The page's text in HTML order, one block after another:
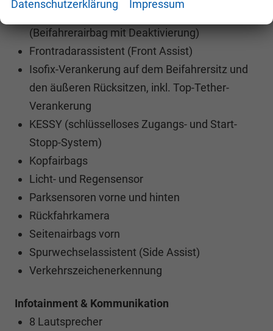
Frontairbags für Fahrer und Beifahrer
(Beifahrerairbag mit Deaktivierung)
Frontradarassistent (Front Assist)
Isofix-Verankerung auf dem Beifahrersitz und
den äußeren Rücksitzen, inkl. Top-Tether-
Verankerung
KESSY (schlüsselloses Zugangs- und Start-
Stopp-System)
Kopfairbags
Licht- und Regensensor
Parksensoren vorne und hinten
Rückfahrkamera
Seitenairbags vorn
Spurwechselassistent (Side Assist)
Verkehrszeichenerkennung
Infotainment & Kommunikation
8 Lautsprecher
Datenschutzerklärung Impressum